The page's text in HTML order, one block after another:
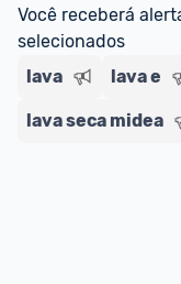
Você receberá
selecionados
lava
lava e
lava seca midea